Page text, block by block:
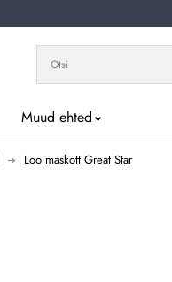
Muud ehted
Loo maskott Great Star